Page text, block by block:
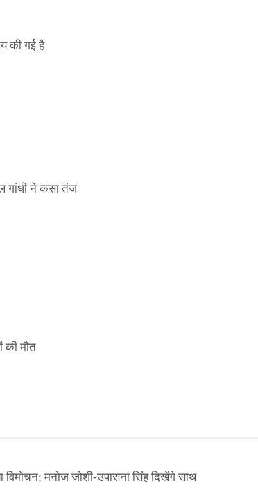
की गई है
बंदी में भी लागू
गांधी ने कसा तंज
की मौत
विमोचन; मनोज जोशी-उपासना सिंह दिखेंगे साथ